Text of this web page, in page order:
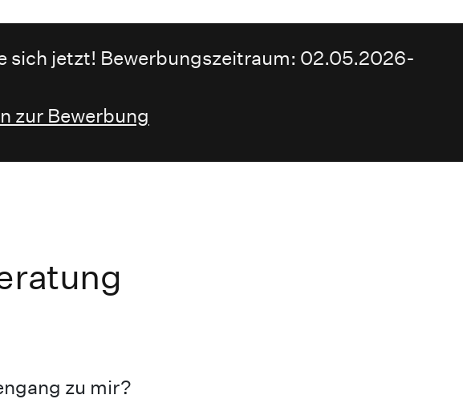
sich jetzt! Bewerbungszeitraum: 02.05.2026-
zur Bewerbung
zu mir?